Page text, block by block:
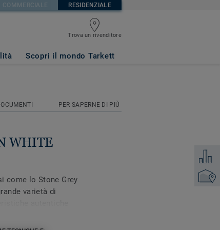
COMMERCIALE RESIDENZIALE
Trova un rivenditore
Scopri il mondo Tarkett
strip)
Trova
PER SAPERNE DI PIÙ
WHITE
come lo Stone Grey
varietà di
sfumature di
viene